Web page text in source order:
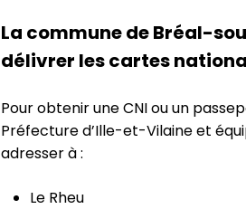
La commune de Bréal-
délivrer les cartes
Pour obtenir une CNI ou un
Préfecture d’Ille-et-Vilaine et
adresser à :
Le Rheu